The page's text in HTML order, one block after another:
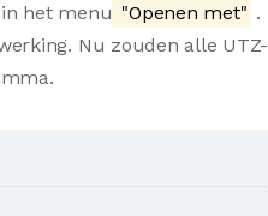
het menu "Openen met" .
Nu zouden alle UTZ-